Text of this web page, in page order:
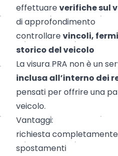
effettuareverifiche sul
di approfondimento
controllarevincoli,
storico del veicolo
La visura PRA non è un
inclusa all’interno dei
pensati per offrire una
veicolo.
Vantaggi:
richiesta completamente
spostamenti